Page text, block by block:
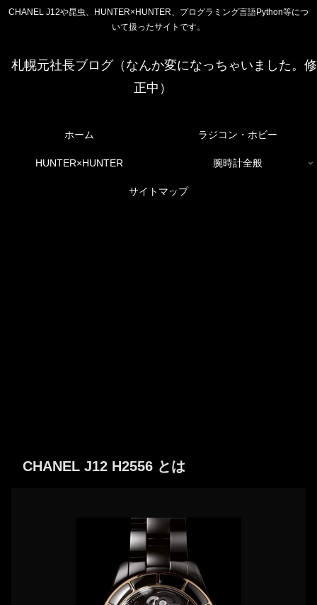
CHANEL J12や昆虫、HUNTER×HUNTER、プログラミング言語Python等につ
いて扱ったサイトです。
札幌元社長ブログ（なんか変になっちゃいました。修
正中）
ホーム ラジコン・ホビー
HUNTER×HUNTER 腕時計全般
サイトマップ
CHANEL J12 H2556 とは